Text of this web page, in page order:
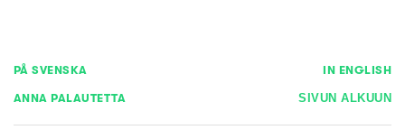
PÅ SVENSKA IN ENGLISH
ANNA PALAUTETTA SIVUN ALKUUN